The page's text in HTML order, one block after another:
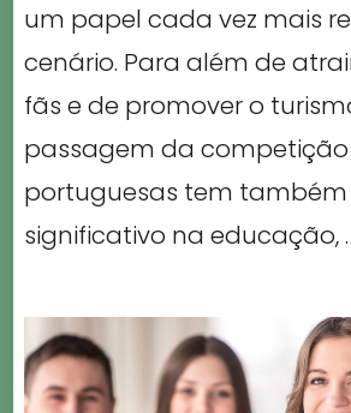
um papel cada vez mais
cenário. Para além de
fãs e de promover o
passagem da
portuguesas tem
significativo na educação,